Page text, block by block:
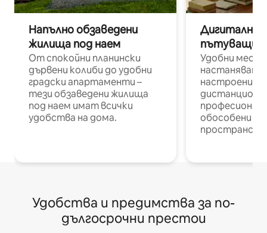
Напълно обзаведени
жилища под наем
От спокойни планински
дървени колиби до удобни
градски апартаменти –
тези обзаведени жилища
под наем имат всички
удобства на дома.
Дигитални
пътуващи
Удобни
настаняване
настроени и
обособени
Удобства и предимства за по-
дългосрочни престои